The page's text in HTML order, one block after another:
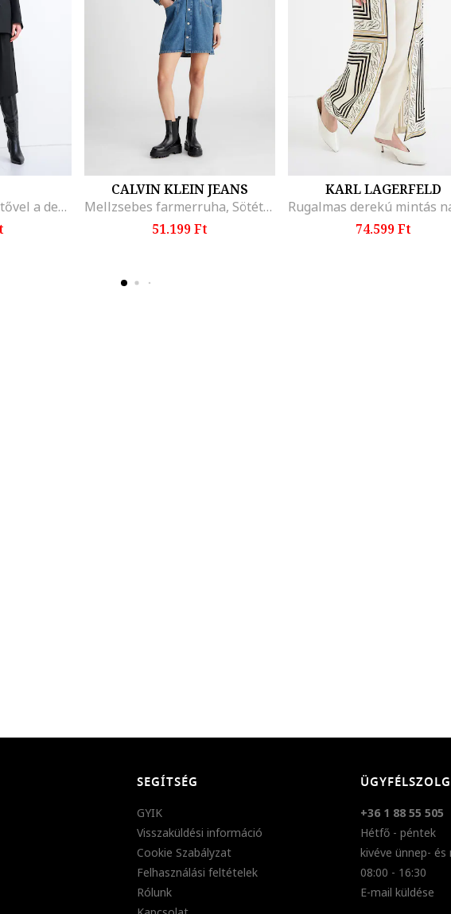
Jalara blézer megkötővel a derékrészen, Fekete
CALVIN KLEIN JEANS
Mellzsebes farmerruha, Sötétkék
51.199 Ft
KARL LAGERFELD
74.599 Ft
SEGÍTSÉG
GYIK
Visszaküldési információ
Cookie Szabályzat
Felhasználási feltételek
Rólunk
+36 1 88 55 505
Hétfő - péntek
kivéve ünnep-
08:00 - 16:30
E-mail küldése